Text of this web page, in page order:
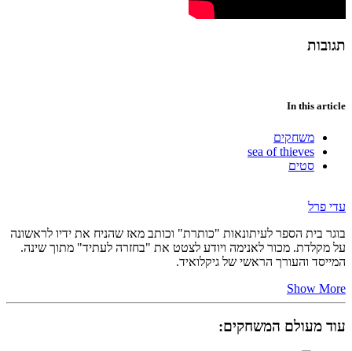
תגובות
In this article
משחקים
sea of thieves
סטים
עדי פרל
בוגר בית הספר לעיתונאות "כותרת" וכותב מאז שהניח את ידיו לראשונה
על מקלדת. מכור לאנימה ויודע לצטט את "בחזרה לעתיד" מתוך שינה.
המייסד והעורך הראשי של גיקלואיד.
Show More
עוד מעולם המשחקים: